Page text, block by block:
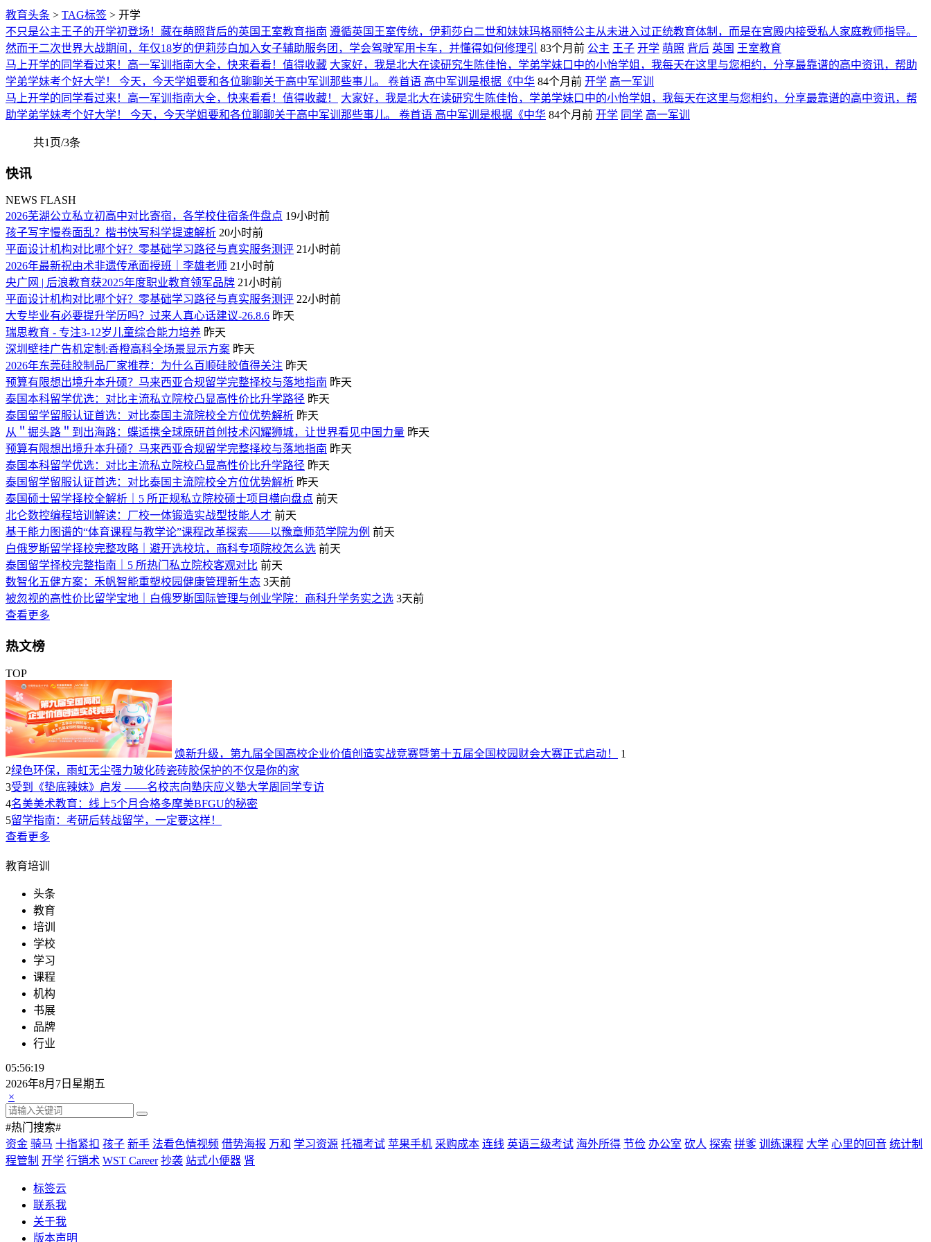
教育头条 > TAG标签 > 开学
不只是公主王子的开学初登场！藏在萌照背后的英国王室教育指南 遵循英国王室传统，伊莉莎白二世和妹妹玛格丽特公主从未进入过正统教育体制，而是在宫殿内接受私人家庭教师指导。
然而于二次世界大战期间，年仅18岁的伊莉莎白加入女子辅助服务团，学会驾驶军用卡车，并懂得如何修理引
83个月前 公主 王子 开学 萌照 背后 英国 王室教育
马上开学的同学看过来！高一军训指南大全，快来看看！值得收藏 大家好，我是北大在读研究生陈佳怡，学弟学妹口中的小怡学姐，我每天在这里与您相约，分享最靠谱的高中资讯，帮助
学弟学妹考个好大学！ 今天，今天学姐要和各位聊聊关于高中军训那些事儿。 卷首语 高中军训是根据《中华 84个月前 开学 高一军训
马上开学的同学看过来！高一军训指南大全，快来看看！值得收藏！
大家好，我是北大在读研究生陈佳怡，学弟学妹口中的小怡学姐，我每天在这里与您相约，分享最靠谱的高中资讯，帮
助学弟学妹考个好大学！ 今天，今天学姐要和各位聊聊关于高中军训那些事儿。 卷首语 高中军训是根据《中华 84个月前 开学 同学 高一军训
共1页/3条
快讯
NEWS FLASH
2026芜湖公立私立初高中对比寄宿，各学校住宿条件盘点 19小时前
孩子写字慢卷面乱？楷书快写科学提速解析 20小时前
平面设计机构对比哪个好？零基础学习路径与真实服务测评 21小时前
2026年最新祝由术非遗传承面授班｜李雄老师 21小时前
央广网 | 后浪教育获2025年度职业教育领军品牌 21小时前
平面设计机构对比哪个好？零基础学习路径与真实服务测评 22小时前
大专毕业有必要提升学历吗？过来人真心话建议-26.8.6 昨天
瑞思教育 - 专注3-12岁儿童综合能力培养 昨天
深圳壁挂广告机定制:香橙高科全场景显示方案 昨天
2026年东莞硅胶制品厂家推荐：为什么百顺硅胶值得关注 昨天
预算有限想出境升本升硕？马来西亚合规留学完整择校与落地指南 昨天
泰国本科留学优选：对比主流私立院校凸显高性价比升学路径 昨天
泰国留学留服认证首选：对比泰国主流院校全方位优势解析 昨天
从＂掘头路＂到出海路：蝶适携全球原研首创技术闪耀狮城，让世界看见中国力量 昨天
预算有限想出境升本升硕？马来西亚合规留学完整择校与落地指南 昨天
泰国本科留学优选：对比主流私立院校凸显高性价比升学路径 昨天
泰国留学留服认证首选：对比泰国主流院校全方位优势解析 昨天
泰国硕士留学择校全解析｜5 所正规私立院校硕士项目横向盘点 前天
北仑数控编程培训解读：厂校一体锻造实战型技能人才 前天
基于能力图谱的“体育课程与教学论”课程改革探索——以豫章师范学院为例 前天
白俄罗斯留学择校完整攻略｜避开选校坑，商科专项院校怎么选 前天
泰国留学择校完整指南｜5 所热门私立院校客观对比 前天
数智化五健方案：禾帆智能重塑校园健康管理新生态 3天前
被忽视的高性价比留学宝地｜白俄罗斯国际管理与创业学院：商科升学务实之选 3天前
查看更多
热文榜
TOP
焕新升级，第九届全国高校企业价值创造实战竞赛暨第十五届全国校园财会大赛正式启动！
1
2绿色环保，雨虹无尘强力玻化砖瓷砖胶保护的不仅是你的家
3受到《垫底辣妹》启发 ——名校志向塾庆应义塾大学周同学专访
4名美美术教育：线上5个月合格多摩美BFGU的秘密
5留学指南：考研后转战留学，一定要这样！
查看更多
教育培训
头条
教育
培训
学校
学习
课程
机构
书展
品牌
行业
05:56:19
2026年8月7日星期五
×
#热门搜索#
资金 骑马 十指紧扣 孩子 新手 法看色情视频 借势海报 万和 学习资源 托福考试 苹果手机 采购成本 连线 英语三级考试 海外所得 节俭 办公室 砍人 探索 拼爹 训练课程 大学 心里的回音 统计制
程管制 开学 行销术 WST Career 抄袭 站式小便器 肾
标签云
联系我
关于我
版本声明